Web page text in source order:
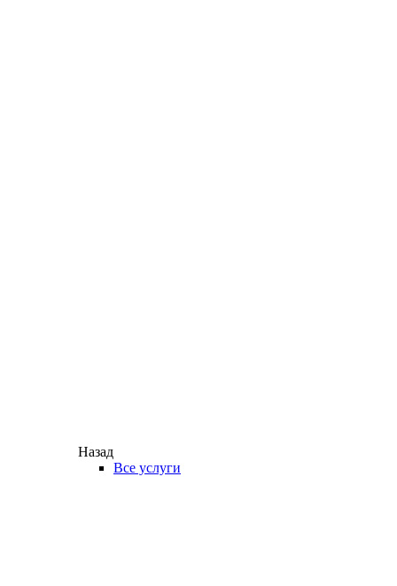
Назад
Все услуги